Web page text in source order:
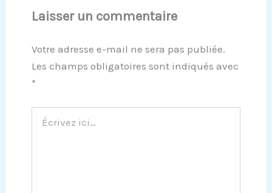
Laisser un commentaire
Votre adresse e-mail ne sera pas publiée.
Les champs obligatoires sont indiqués avec
*
ici…